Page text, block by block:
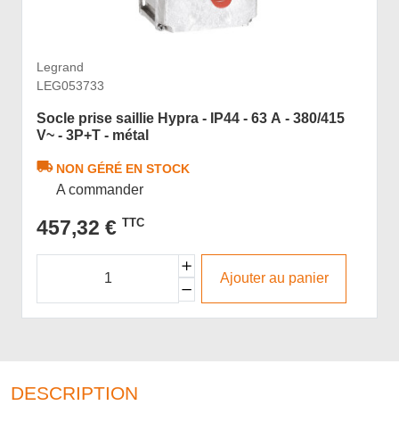
Legrand
LEG053733
Socle prise saillie Hypra - IP44 - 63 A - 380/415
V~ - 3P+T - métal
NON GÉRÉ EN STOCK
A commander
457,32 € TTC
Ajouter au panier
DESCRIPTION